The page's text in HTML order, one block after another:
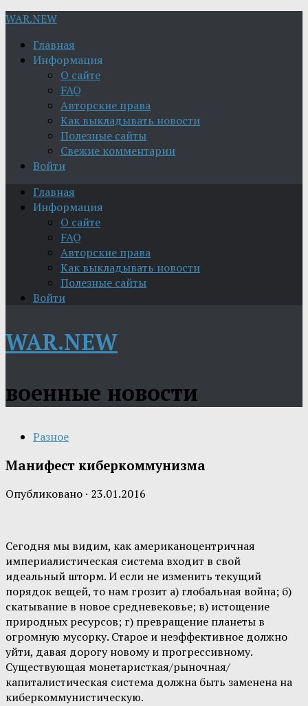
WAR.NEW
Главная
Информация
О сайте
FAQ
Авторские права
Как выкладывать новости
Полезные сайты
Свежие комментарии
Войти
Главная
Информация
О сайте
FAQ
Авторские права
Как выкладывать новости
Полезные сайты
Войти
WAR.NEW
военные новости
Разное
Манифест киберкоммунизма
Опубликовано · 23.01.2016
Сегодня мы видим, как американоцентричная
империалистическая система входит в свой
идеальный шторм. И если не изменить текущий
порядок вещей, то нам грозит а) глобальная война; б)
скатывание в новое средневековье; в) истощение
природных ресурсов; г) превращение планеты в
огромную мусорку. Старое и неэффективное должно
уйти, давая дорогу новому и прогрессивному.
Существующая монетаристкая/рыночная/
капиталистическая система должна быть заменена на
киберкоммунистическую.